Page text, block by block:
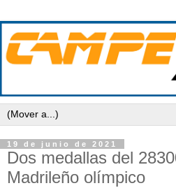
19 de junio de 2021
Dos medallas del
Madrileño olímpico